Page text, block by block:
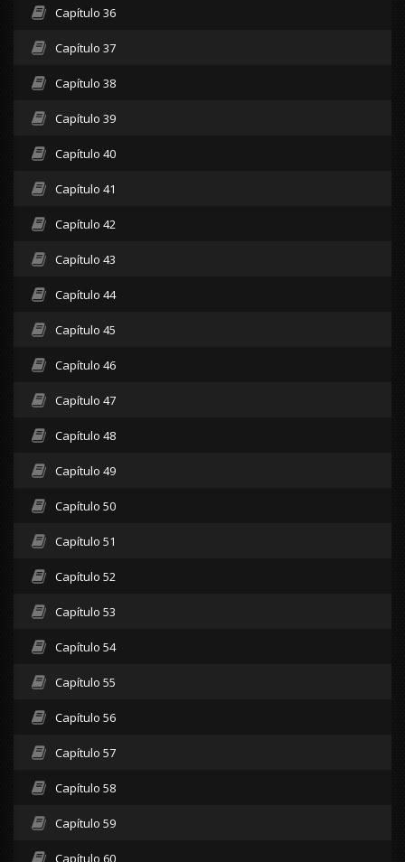
Capítulo 36
Capítulo 37
Capítulo 38
Capítulo 39
Capítulo 40
Capítulo 41
Capítulo 42
Capítulo 43
Capítulo 44
Capítulo 45
Capítulo 46
Capítulo 47
Capítulo 48
Capítulo 49
Capítulo 50
Capítulo 51
Capítulo 52
Capítulo 53
Capítulo 54
Capítulo 55
Capítulo 56
Capítulo 57
Capítulo 58
Capítulo 59
Capítulo 60